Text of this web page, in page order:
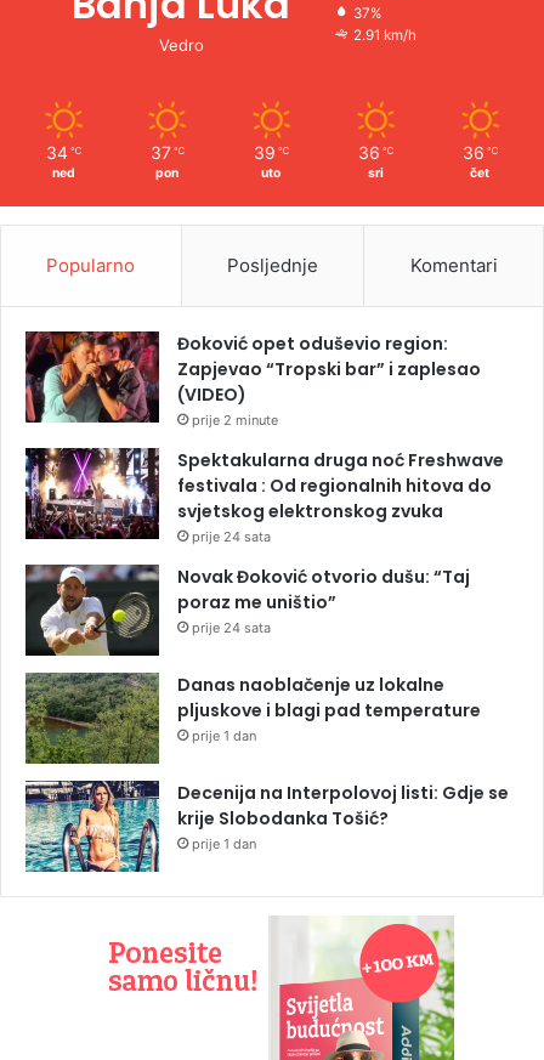
Vedro
37%
2.91 km/h
34 ℃
ned
37 ℃
pon
39 ℃
uto
36 ℃
sri
36 ℃
čet
Popularno Posljednje Komentari
Đoković opet oduševio region:
Zapjevao “Tropski bar” i zaplesao
(VIDEO)
prije 2 minute
Spektakularna druga noć Freshwave
festivala : Od regionalnih hitova do
svjetskog elektronskog zvuka
prije 24 sata
Novak Đoković otvorio dušu: “Taj
poraz me uništio”
prije 24 sata
Danas naoblačenje uz lokalne
pljuskove i blagi pad temperature
prije 1 dan
Decenija na Interpolovoj listi: Gdje se
krije Slobodanka Tošić?
prije 1 dan